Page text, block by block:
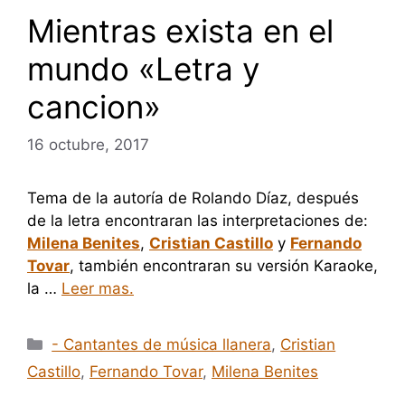
Mientras exista en el
mundo «Letra y
cancion»
16 octubre, 2017
Tema de la autoría de Rolando Díaz, después
de la letra encontraran las interpretaciones de:
Milena Benites, Cristian Castillo y Fernando
Tovar, también encontraran su versión Karaoke,
la … Leer mas.
Categorías
- Cantantes de música llanera, Cristian
Castillo, Fernando Tovar, Milena Benites